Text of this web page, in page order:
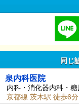
同じ
泉内科医院
内科・消化器内科・
京都線 茨木駅 徒歩6分